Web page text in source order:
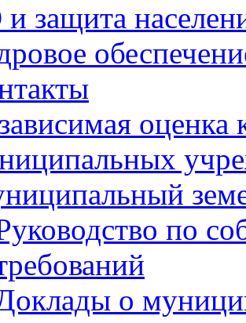
защита
оценка
по
о